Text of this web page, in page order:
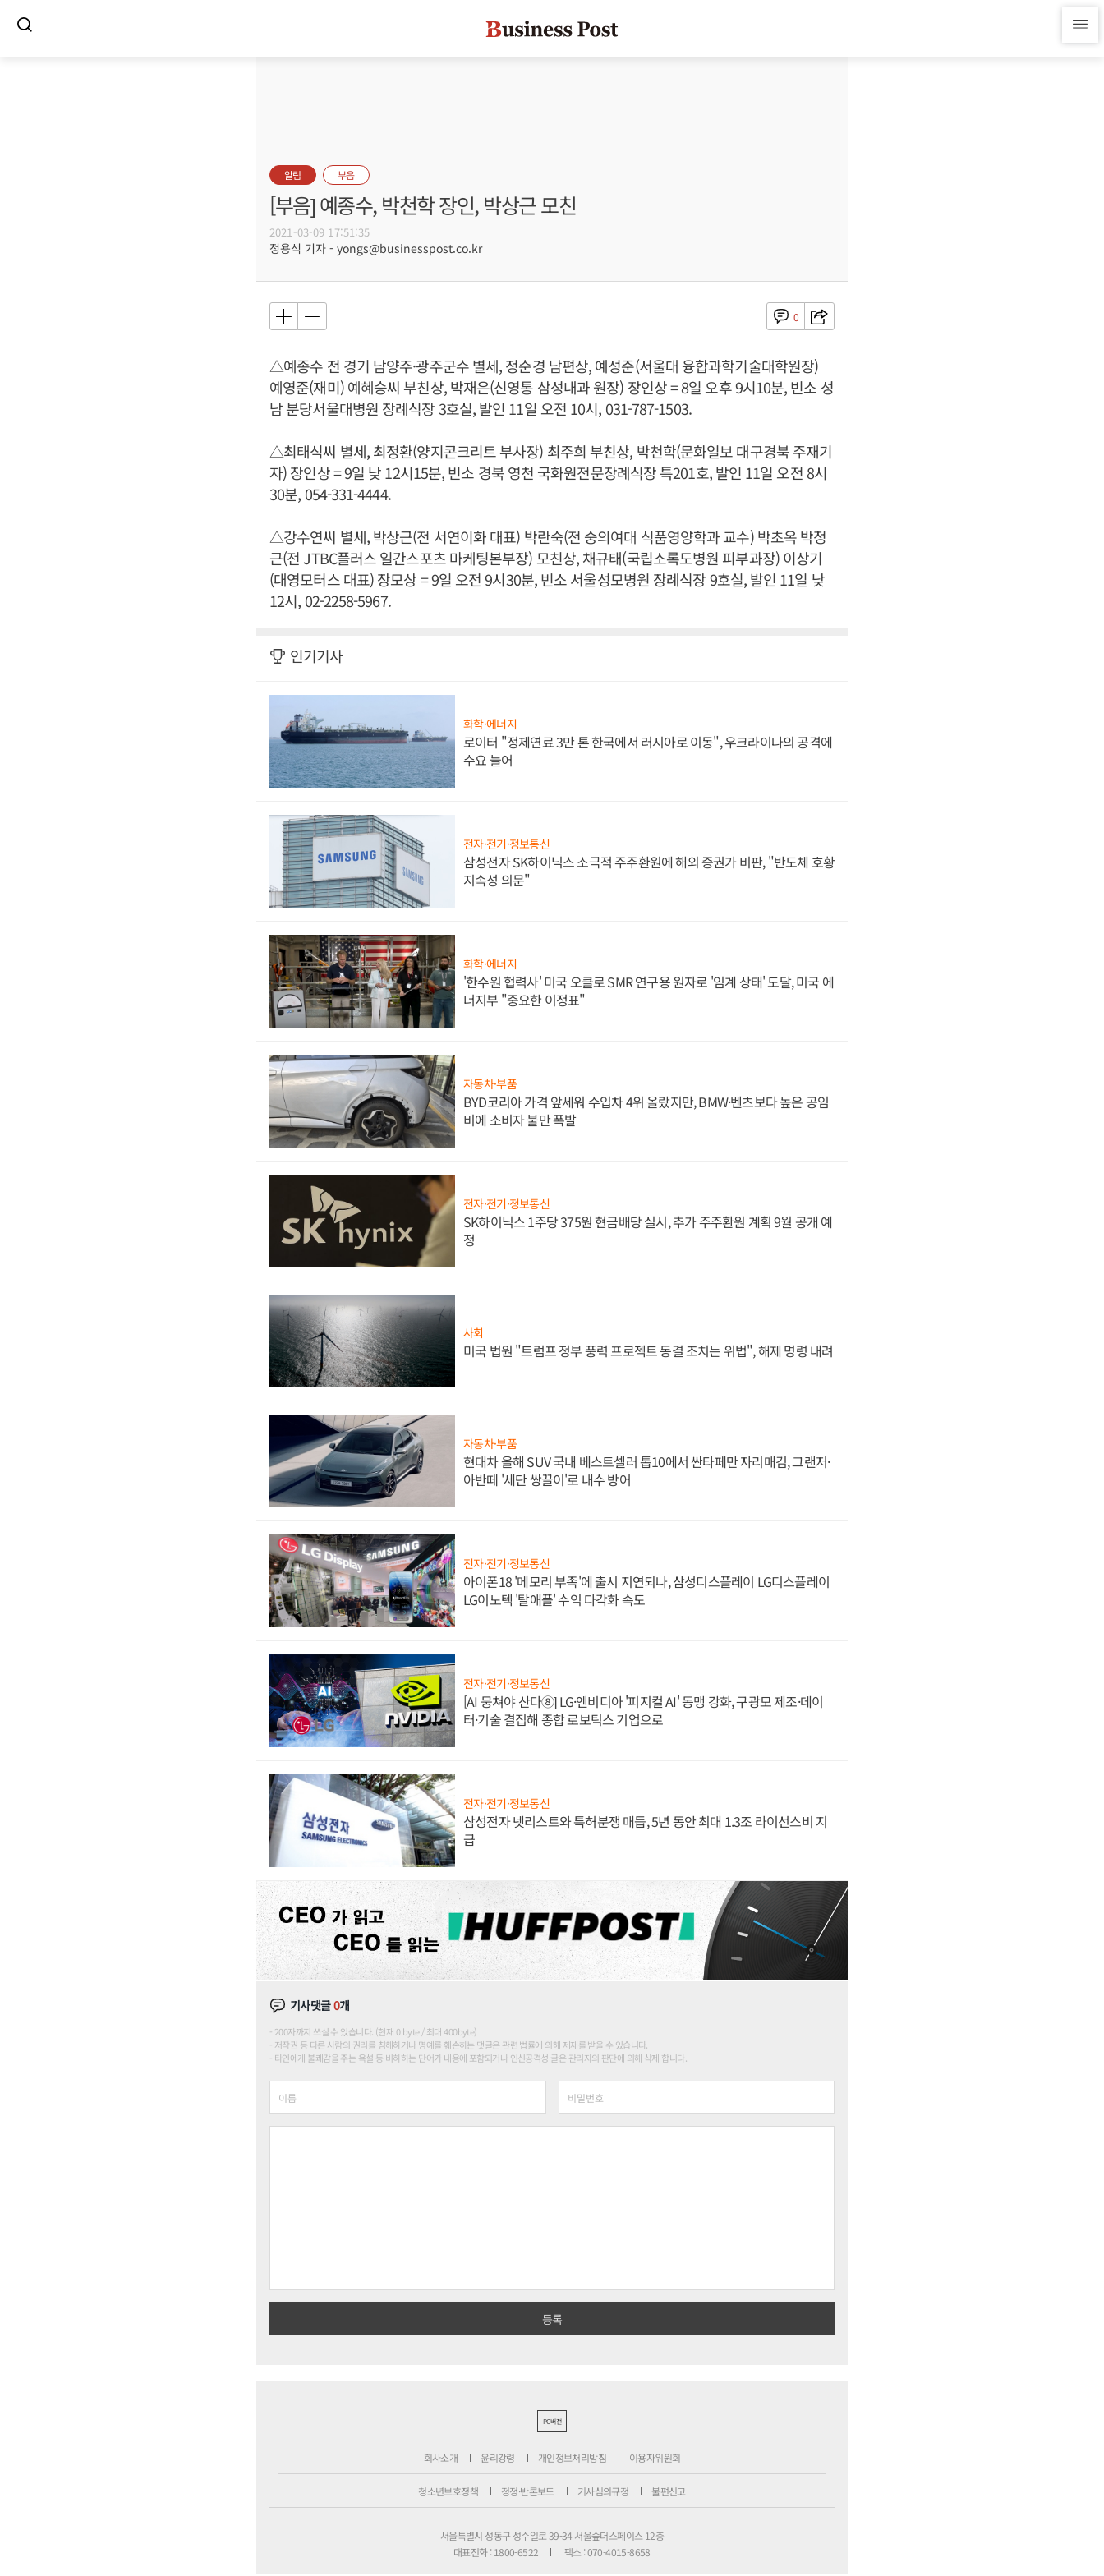
알림 부음
[부음] 예종수, 박천학 장인, 박상근 모친
2021-03-09 17:51:35
정용석 기자 - yongs@businesspost.co.kr
0
△예종수 전 경기 남양주·광주군수 별세, 정순경 남편상, 예성준(서울대 융합과학기술대학원장)
예영준(재미) 예혜승씨 부친상, 박재은(신영통 삼성내과 원장) 장인상 = 8일 오후 9시10분, 빈소 성
남 분당서울대병원 장례식장 3호실, 발인 11일 오전 10시, 031-787-1503.
△최태식씨 별세, 최정환(양지콘크리트 부사장) 최주희 부친상, 박천학(문화일보 대구경북 주재기
자) 장인상 = 9일 낮 12시15분, 빈소 경북 영천 국화원전문장례식장 특201호, 발인 11일 오전 8시
30분, 054-331-4444.
△강수연씨 별세, 박상근(전 서연이화 대표) 박란숙(전 숭의여대 식품영양학과 교수) 박초옥 박정
근(전 JTBC플러스 일간스포츠 마케팅본부장) 모친상, 채규태(국립소록도병원 피부과장) 이상기
(대영모터스 대표) 장모상 = 9일 오전 9시30분, 빈소 서울성모병원 장례식장 9호실, 발인 11일 낮
12시, 02-2258-5967.
인기기사
화학·에너지
로이터 "정제연료 3만 톤 한국에서 러시아로 이동", 우크라이나의 공격에
수요 늘어
전자·전기·정보통신
삼성전자 SK하이닉스 소극적 주주환원에 해외 증권가 비판, "반도체 호황
지속성 의문"
화학·에너지
'한수원 협력사' 미국 오클로 SMR 연구용 원자로 '임계 상태' 도달, 미국 에
너지부 "중요한 이정표"
자동차·부품
BYD코리아 가격 앞세워 수입차 4위 올랐지만, BMW·벤츠보다 높은 공임
비에 소비자 불만 폭발
전자·전기·정보통신
SK하이닉스 1주당 375원 현금배당 실시, 추가 주주환원 계획 9월 공개 예
정
사회
미국 법원 "트럼프 정부 풍력 프로젝트 동결 조치는 위법", 해제 명령 내려
자동차·부품
현대차 올해 SUV 국내 베스트셀러 톱10에서 싼타페만 자리매김, 그랜저·
아반떼 '세단 쌍끌이'로 내수 방어
전자·전기·정보통신
아이폰18 '메모리 부족'에 출시 지연되나, 삼성디스플레이 LG디스플레이
LG이노텍 '탈애플' 수익 다각화 속도
전자·전기·정보통신
[AI 뭉쳐야 산다⑧] LG·엔비디아 '피지컬 AI' 동맹 강화, 구광모 제조·데이
터·기술 결집해 종합 로보틱스 기업으로
전자·전기·정보통신
삼성전자 넷리스트와 특허분쟁 매듭, 5년 동안 최대 1.3조 라이선스비 지
급
기사댓글0개
200자까지 쓰실 수 있습니다. (현재 0 byte / 최대 400byte)
저작권 등 다른 사람의 권리를 침해하거나 명예를 훼손하는 댓글은 관련 법률에 의해 제재를 받을 수 있습니다.
타인에게 불쾌감을 주는 욕설 등 비하하는 단어가 내용에 포함되거나 인신공격성 글은 관리자의 판단에 의해 삭제 합니다.
PC버전
회사소개 윤리강령 개인정보처리방침 이용자위원회
청소년보호정책 정정·반론보도 기사심의규정 불편신고
서울특별시 성동구 성수일로 39-34 서울숲더스페이스 12층
대표전화 : 1800-6522
팩스 : 070-4015-8658